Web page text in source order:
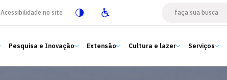
Acessibilidade no site
Pesquisa e Inovação Extensão Cultura e lazer Serviços
Estude aqui